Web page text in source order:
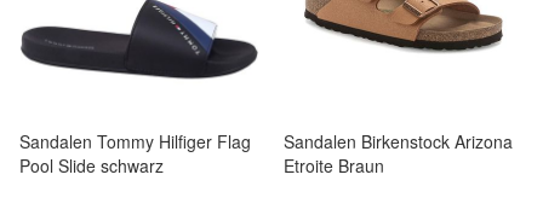
Sandalen Tommy Hilfiger Flag
Pool Slide schwarz
Sandalen Birkenstock Arizona
Etroite Braun